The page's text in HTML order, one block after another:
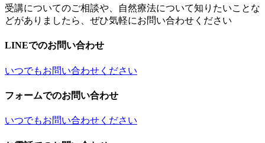
受講についてのご相談や、自然療法について知りたいことな
どがありましたら、ぜひ気軽にお問い合わせください
LINEでのお問い合わせ
いつでもお問い合わせください
フォームでのお問い合わせ
いつでもお問い合わせください